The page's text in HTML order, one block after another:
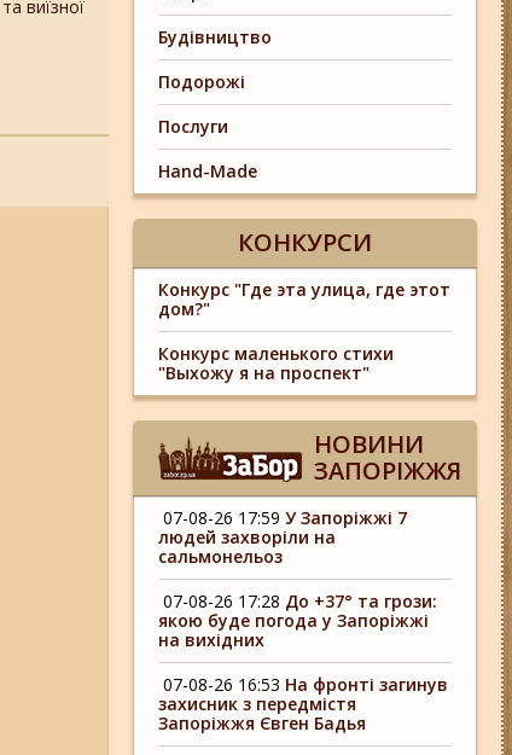
виїзної
Будівництво
Подорожі
Послуги
Hand-Made
КОНКУРСИ
Конкурс "Где эта улица, где этот
дом?"
Конкурс маленького стихи
"Выхожу я на проспект"
НОВИНИ
ЗАПОРІЖЖЯ
07-08-26 17:59 У Запоріжжі 7
людей захворіли на
сальмонельоз
07-08-26 17:28 До +37° та грози:
якою буде погода у Запоріжжі
на вихідних
07-08-26 16:53 На фронті загинув
захисник з передмістя
Запоріжжя Євген Бадья